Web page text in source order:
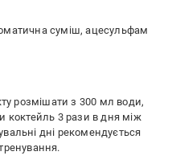
суміш, ацесульфам
розмішати з 300 мл води,
коктейль 3 рази в дня між
дні рекомендується